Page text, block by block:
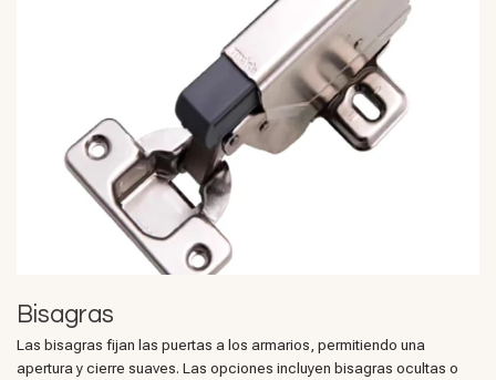
Bisagras
Las bisagras fijan las puertas a los armarios, permitiendo una
apertura y cierre suaves. Las opciones incluyen bisagras ocultas o